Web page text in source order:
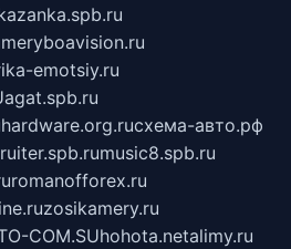
emotsiy.ru
agat.spb.ru
hardware.org.ruсхема-авто.рф
music8.spb.ru
romanofforex.ru
zosikamery.ru
COM.SUhohota.netalimy.ru